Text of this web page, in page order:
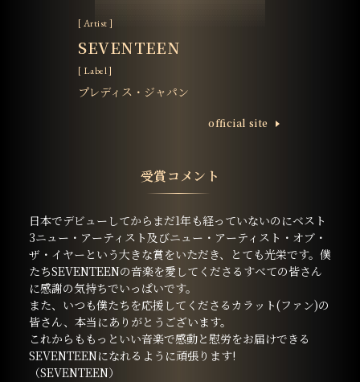
[ Artist ]
SEVENTEEN
[ Label ]
プレディス・ジャパン
ofﬁcial site
受賞コメント
日本でデビューしてからまだ1年も経っていないのにベスト
3ニュー・アーティスト及びニュー・アーティスト・オブ・
ザ・イヤーという大きな賞をいただき、とても光栄です。僕
たちSEVENTEENの音楽を愛してくださるすべての皆さん
に感謝の気持ちでいっぱいです。
また、いつも僕たちを応援してくださるカラット(ファン)の
皆さん、本当にありがとうございます。
これからももっといい音楽で感動と慰労をお届けできる
SEVENTEENになれるように頑張ります!
（SEVENTEEN）